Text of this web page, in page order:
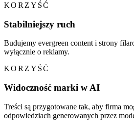
KORZYŚĆ
Stabilniejszy ruch
Budujemy evergreen content i strony
wyłącznie o reklamy.
KORZYŚĆ
Widoczność marki w AI
Treści są przygotowane tak, aby firma
odpowiedziach generowanych przez